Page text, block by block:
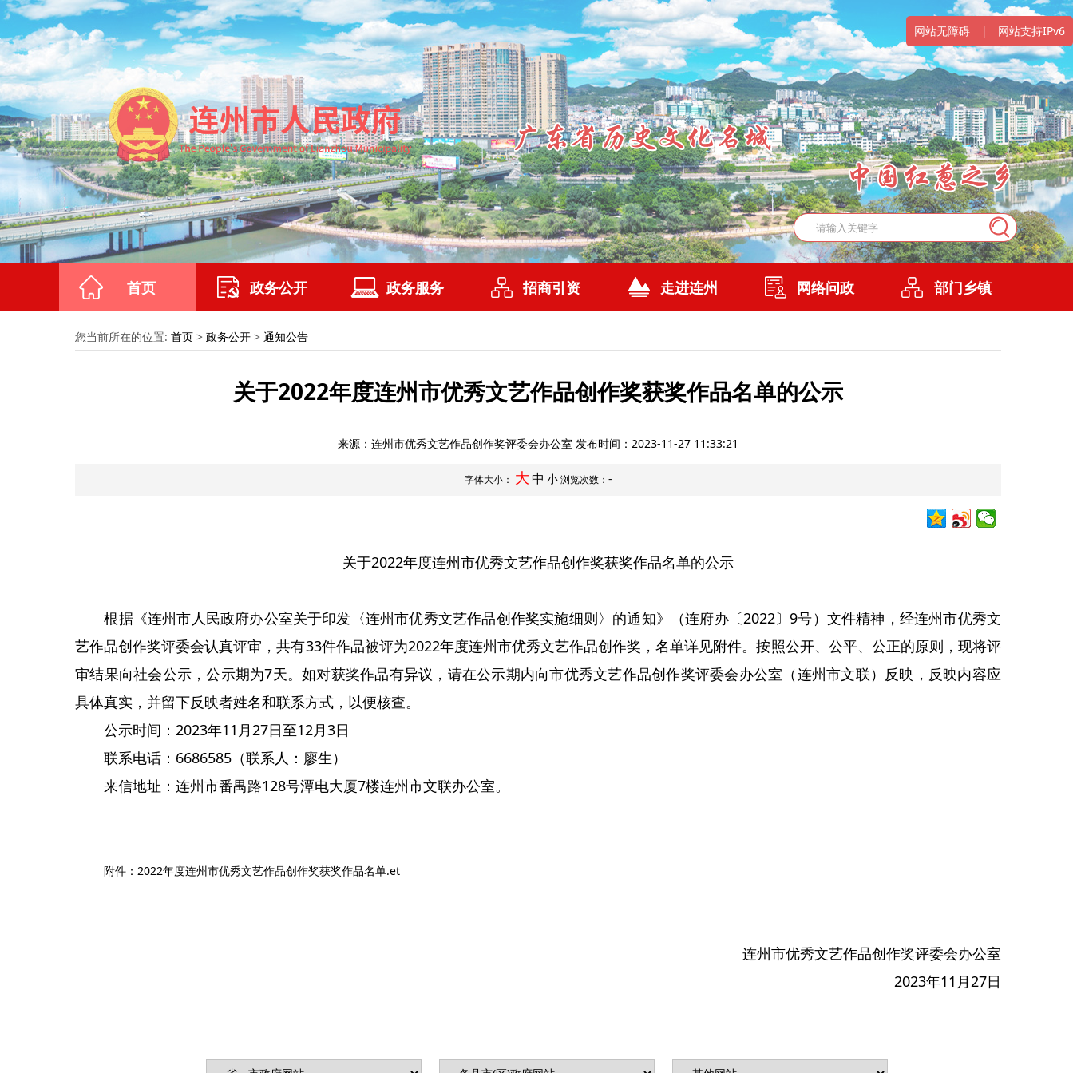
网站无障碍 | 网站支持IPv6
首页 政务公开 政务服务 招商引资 走进连州 网络问政 部门乡镇
您当前所在的位置: 首页 > 政务公开 > 通知公告
关于2022年度连州市优秀文艺作品创作奖获奖作品名单的公示
来源：连州市优秀文艺作品创作奖评委会办公室 发布时间： 2023-11-27 11:33:21
字体大小： 大中 小浏览次数： -
关于2022年度连州市优秀文艺作品创作奖获奖作品名单的公示
根据《连州市人民政府办公室关于印发〈连州市优秀文艺作品创作奖实施细则〉的通知》（连府办〔2022〕9号）文件精神，经连州市优秀文
艺作品创作奖评委会认真评审，共有33件作品被评为2022年度连州市优秀文艺作品创作奖，名单详见附件。按照公开、公平、公正的原则，现将评
审结果向社会公示，公示期为7天。如对获奖作品有异议，请在公示期内向市优秀文艺作品创作奖评委会办公室（连州市文联）反映，反映内容应
具体真实，并留下反映者姓名和联系方式，以便核查。
公示时间：2023年11月27日至12月3日
联系电话：6686585（联系人：廖生）
来信地址：连州市番禺路128号潭电大厦7楼连州市文联办公室。
附件：2022年度连州市优秀文艺作品创作奖获奖作品名单.et
连州市优秀文艺作品创作奖评委会办公室
2023年11月27日